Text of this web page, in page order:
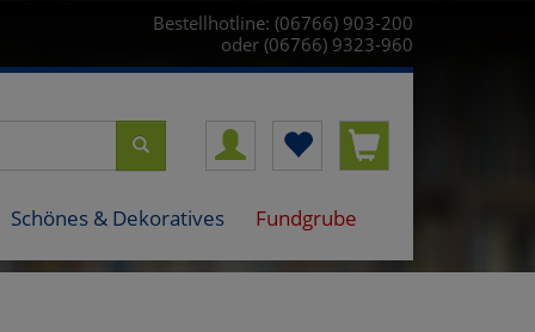
Bestellhotline: (06766) 903-200
oder (06766) 9323-960
Schönes & Dekoratives Fundgrube